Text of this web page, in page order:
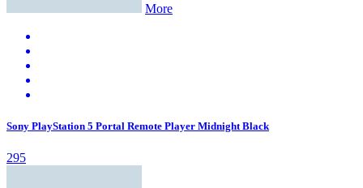
More
Sony PlayStation 5 Portal Remote Player Midnight Black
295